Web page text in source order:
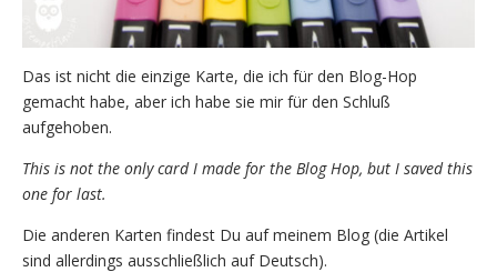
Das ist nicht die einzige Karte, die ich für den Blog-Hop
gemacht habe, aber ich habe sie mir für den Schluß
aufgehoben.
This is not the only card I made for the Blog Hop, but I saved this
one for last.
Die anderen Karten findest Du auf meinem Blog (die Artikel
sind allerdings ausschließlich auf Deutsch).